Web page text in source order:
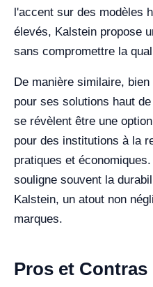
l'accent sur des modèles
élevés, Kalstein propose
sans compromettre la
De manière similaire,
pour ses solutions haut
se révèlent être une
pour des institutions à la
pratiques et
souligne souvent la
Kalstein, un atout non
marques.
Pros et Contras